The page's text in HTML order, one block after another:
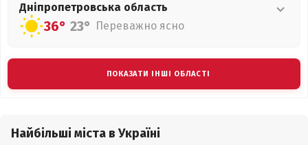
Дніпропетровська область
36° 23° Переважно ясно
ПОКАЗАТИ ІНШІ ОБЛАСТІ
Найбільші міста в Україні